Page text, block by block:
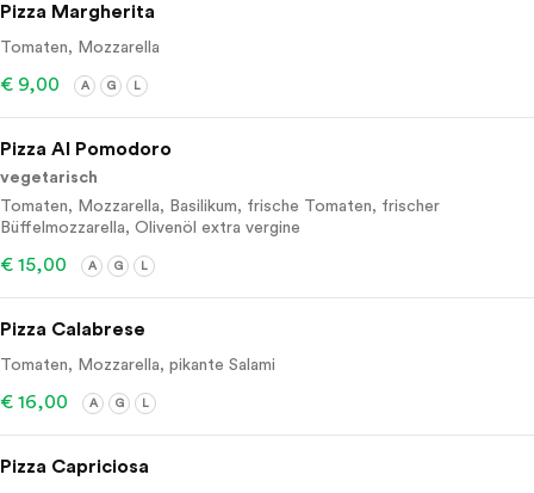
Pizza Margherita
Tomaten, Mozzarella
€ 9,00 A G L
Pizza Al Pomodoro
vegetarisch
Tomaten, Mozzarella, Basilikum, frische Tomaten, frischer
Büffelmozzarella, Olivenöl extra vergine
€ 15,00 A G L
Pizza Calabrese
Tomaten, Mozzarella, pikante Salami
€ 16,00 A G L
Pizza Capriciosa